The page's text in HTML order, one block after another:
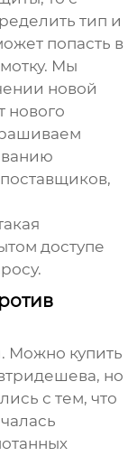
тип и
попасть в
Мы
новой
нового
доступе
Можно купить
но
с тем, что